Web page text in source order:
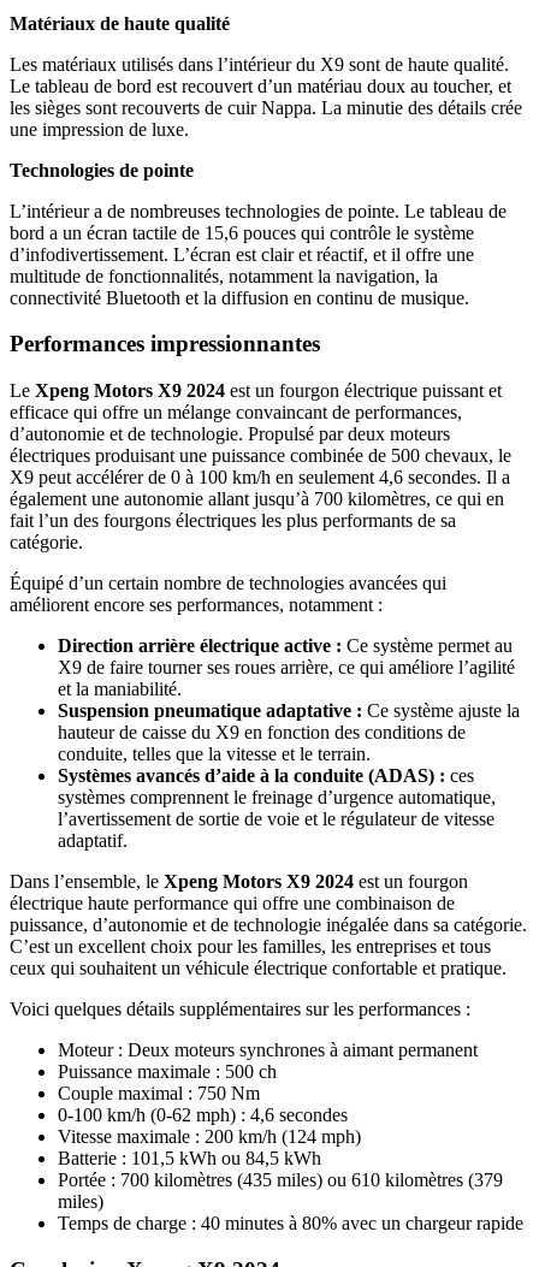
Matériaux de haute qualité
Les matériaux utilisés dans l’intérieur du X9 sont de haute qualité.
Le tableau de bord est recouvert d’un matériau doux au toucher, et
les sièges sont recouverts de cuir Nappa. La minutie des détails crée
une impression de luxe.
Technologies de pointe
L’intérieur a de nombreuses technologies de pointe. Le tableau de
bord a un écran tactile de 15,6 pouces qui contrôle le système
d’infodivertissement. L’écran est clair et réactif, et il offre une
multitude de fonctionnalités, notamment la navigation, la
connectivité Bluetooth et la diffusion en continu de musique.
Performances impressionnantes
Le Xpeng Motors X9 2024 est un fourgon électrique puissant et
efficace qui offre un mélange convaincant de performances,
d’autonomie et de technologie. Propulsé par deux moteurs
électriques produisant une puissance combinée de 500 chevaux, le
X9 peut accélérer de 0 à 100 km/h en seulement 4,6 secondes. Il a
également une autonomie allant jusqu’à 700 kilomètres, ce qui en
fait l’un des fourgons électriques les plus performants de sa
catégorie.
Équipé d’un certain nombre de technologies avancées qui
améliorent encore ses performances, notamment :
Direction arrière électrique active : Ce système permet au
X9 de faire tourner ses roues arrière, ce qui améliore l’agilité
et la maniabilité.
Suspension pneumatique adaptative : Ce système ajuste la
hauteur de caisse du X9 en fonction des conditions de
conduite, telles que la vitesse et le terrain.
Systèmes avancés d’aide à la conduite (ADAS) : ces
systèmes comprennent le freinage d’urgence automatique,
l’avertissement de sortie de voie et le régulateur de vitesse
adaptatif.
Dans l’ensemble, le Xpeng Motors X9 2024 est un fourgon
électrique haute performance qui offre une combinaison de
puissance, d’autonomie et de technologie inégalée dans sa catégorie.
C’est un excellent choix pour les familles, les entreprises et tous
ceux qui souhaitent un véhicule électrique confortable et pratique.
Voici quelques détails supplémentaires sur les performances :
Moteur : Deux moteurs synchrones à aimant permanent
Puissance maximale : 500 ch
Couple maximal : 750 Nm
0-100 km/h (0-62 mph) : 4,6 secondes
Vitesse maximale : 200 km/h (124 mph)
Batterie : 101,5 kWh ou 84,5 kWh
Portée : 700 kilomètres (435 miles) ou 610 kilomètres (379
miles)
Temps de charge : 40 minutes à 80% avec un chargeur rapide